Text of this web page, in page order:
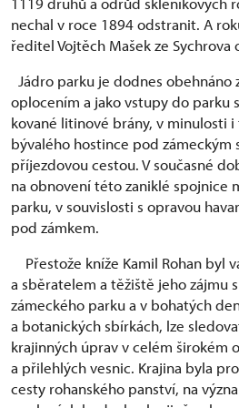
nechal v roce 1894 odstranit. A
ředitel Vojtěch Mašek ze Sychrova
Jádro parku je dodnes
oplocením a jako vstupy do parku
kované litinové brány, v minulosti
bývalého hostince pod zámeckým
příjezdovou cestou. V současné
na obnovení této zaniklé spojnice
parku, v souvislosti s opravou
pod zámkem.
Přestože kníže Kamil Rohan byl
a sběratelem a těžiště jeho zájmu
zámeckého parku a v bohatých
a botanických sbírkách, lze
krajinných úprav v celém širokém
a přilehlých vesnic. Krajina byla
cesty rohanského panství, na